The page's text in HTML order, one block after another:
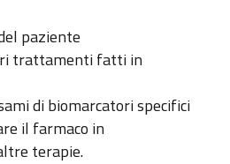
paziente
trattamenti fatti in
di biomarcatori specifici
il farmaco in
terapie.